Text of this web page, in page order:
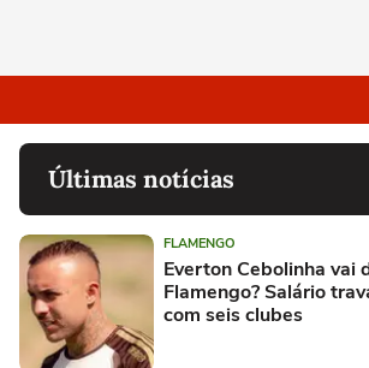
Últimas notícias
FLAMENGO
Everton Cebolinha vai
Flamengo? Salário
com seis clubes